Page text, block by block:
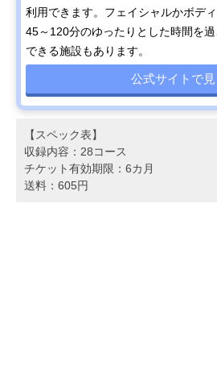
利用できます。フェイシャルかボデ
45～120分のゆったりとした時間を
できる施設もあります。
公式サイトで見
【スペック表】
収録内容：28コース
チケット有効期限：6カ月
送料：605円